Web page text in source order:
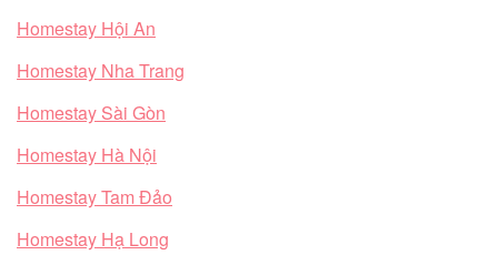
Homestay Hội An
Homestay Nha Trang
Homestay Sài Gòn
Homestay Hà Nội
Homestay Tam Đảo
Homestay Hạ Long